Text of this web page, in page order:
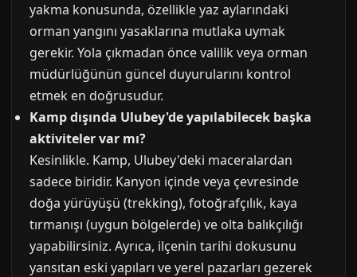
yakma konusunda, özellikle yaz aylarındaki
orman yangını yasaklarına mutlaka uymak
gerekir. Yola çıkmadan önce valilik veya orman
müdürlüğünün güncel duyurularını kontrol
etmek en doğrusudur.
Kamp dışında Ulubey'de yapılabilecek başka
aktiviteler var mı?
Kesinlikle. Kamp, Ulubey'deki maceralardan
sadece biridir. Kanyon içinde veya çevresinde
doğa yürüyüşü (trekking), fotoğrafçılık, kaya
tırmanışı (uygun bölgelerde) ve olta balıkçılığı
yapabilirsiniz. Ayrıca, ilçenin tarihi dokusunu
yansıtan eski yapıları ve yerel pazarları gezerek